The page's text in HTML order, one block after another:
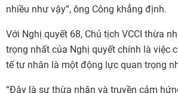
nhiều như vậy”, ông Công khẳng định.
Với Nghị quyết 68, Chủ tịch VCCI thừa
trọng nhất của Nghị quyết chính là việc
tế tư nhân là một động lực quan trọng
“Đây là sự thừa nhận và truyền cảm